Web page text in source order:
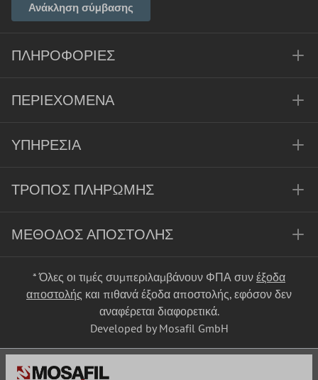
Ανάκληση σύμβασης
ΠΛΗΡΟΦΟΡΊΕΣ
ΠΕΡΙΕΧΌΜΕΝΑ
ΥΠΗΡΕΣΊΑ
ΤΡΌΠΟΣ ΠΛΗΡΩΜΉΣ
ΜΈΘΟΔΟΣ ΑΠΟΣΤΟΛΉΣ
* Όλες οι τιμές συμπεριλαμβάνουν ΦΠΑ συν έξοδα
αποστολής και πιθανά έξοδα αποστολής, εφόσον δεν
αναφέρεται διαφορετικά.
Developed by Mosafil GmbH